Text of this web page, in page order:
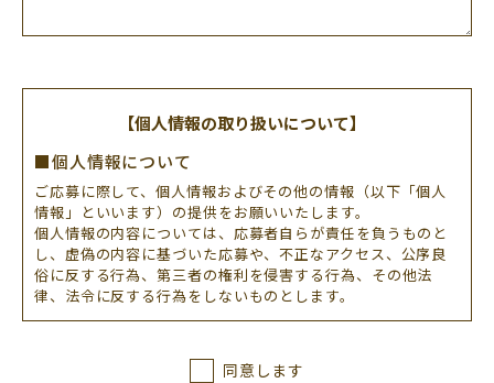
【個人情報の取り扱いについて】
■個人情報について
ご応募に際して、個人情報およびその他の情報（以下「個人
情報」といいます）の提供をお願いいたします。
個人情報の内容については、応募者自らが責任を負うものと
し、虚偽の内容に基づいた応募や、不正なアクセス、公序良
俗に反する行為、第三者の権利を侵害する行為、その他法
律、法令に反する行為をしないものとします。
お預かりした個人情報、個人情報につきましては、厳重に管
同意します